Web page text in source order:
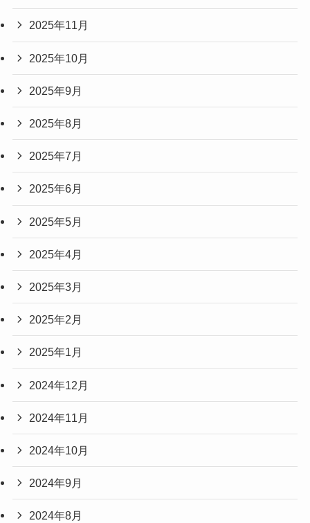
2025年11月
2025年10月
2025年9月
2025年8月
2025年7月
2025年6月
2025年5月
2025年4月
2025年3月
2025年2月
2025年1月
2024年12月
2024年11月
2024年10月
2024年9月
2024年8月